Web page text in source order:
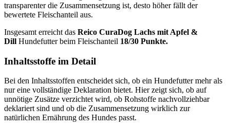
transparenter die Zusammensetzung ist, desto höher fällt der
bewertete Fleischanteil aus.
Insgesamt erreicht das Reico CuraDog Lachs mit Apfel &
Dill Hundefutter beim Fleischanteil 18/30 Punkte.
Inhaltsstoffe im Detail
Bei den Inhaltsstoffen entscheidet sich, ob ein Hundefutter mehr als
nur eine vollständige Deklaration bietet. Hier zeigt sich, ob auf
unnötige Zusätze verzichtet wird, ob Rohstoffe nachvollziehbar
deklariert sind und ob die Zusammensetzung wirklich zur
natürlichen Ernährung des Hundes passt.